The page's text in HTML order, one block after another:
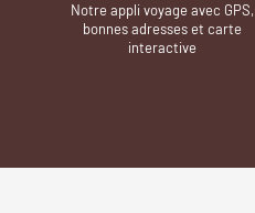
Notre appli voyage avec GPS,
bonnes adresses et carte
interactive